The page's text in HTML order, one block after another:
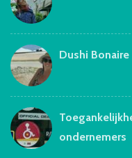
Dushi Bonaire
ondernemers